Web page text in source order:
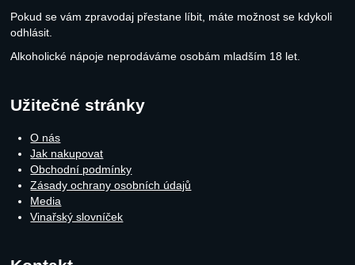
Pokud se vám zpravodaj přestane líbit, máte možnost se kdykoli
odhlásit.
Alkoholické nápoje neprodáváme osobám mladším 18 let.
Užitečné stránky
O nás
Jak nakupovat
Obchodní podmínky
Zásady ochrany osobních údajů
Media
Vinařský slovníček